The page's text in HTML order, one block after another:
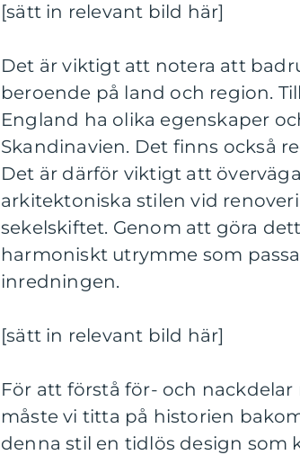
[sätt in relevant bild här]
Det är viktigt att notera att
beroende på land och region.
England ha olika egenskaper
Skandinavien. Det finns också
Det är därför viktigt att
arkitektoniska stilen vid
sekelskiftet. Genom att göra
harmoniskt utrymme som
inredningen.
[sätt in relevant bild här]
För att förstå för- och
måste vi titta på historien
denna stil en tidlös design som